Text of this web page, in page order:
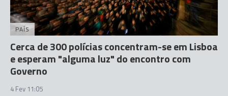
PAÍS
Cerca de 300 polícias concentram-se em Lisboa
e esperam "alguma luz" do encontro com
Governo
4 Fev 11:05